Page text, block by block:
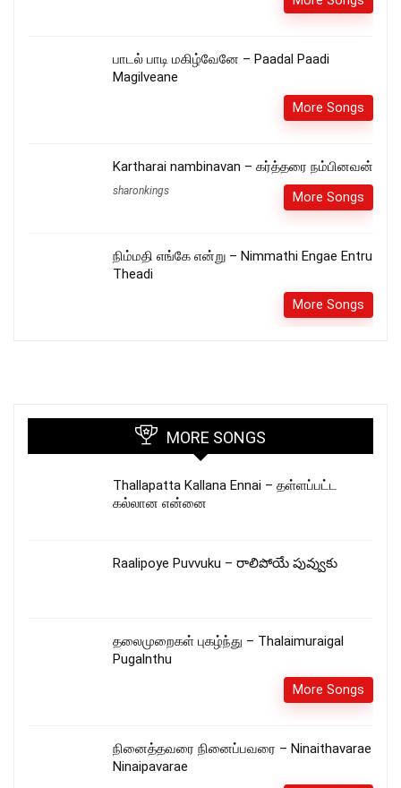
பாடல் பாடி மகிழ்வேனே – Paadal Paadi
Magilveane
More Songs
Kartharai nambinavan – கர்த்தரை நம்பினவன்
sharonkings More Songs
நிம்மதி எங்கே என்று – Nimmathi Engae Entru
Theadi
More Songs
MORE SONGS
Thallapatta Kallana Ennai – தள்ளப்பட்ட
கல்லான என்னை
Raalipoye Puvvuku – రాలిపోయే పువ్వుకు
தலைமுறைகள் புகழ்ந்து – Thalaimuraigal
Pugalnthu
More Songs
நினைத்தவரை நினைப்பவரை – Ninaithavarae
Ninaipavarae